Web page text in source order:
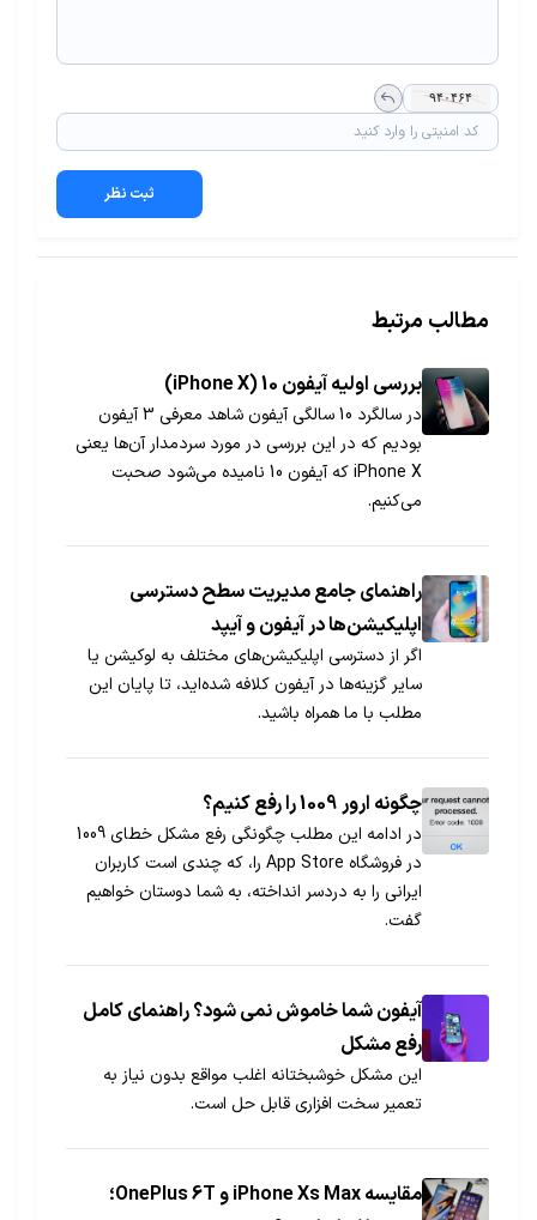
ثبت نظر
مطالب مرتبط
بررسی اولیه آیفون 10 (iPhone X)
در سالگرد 10 سالگی آیفون شاهد معرفی 3 آیفون
بودیم که در این بررسی در مورد سردمدار آن‌ها یعنی
iPhone X که آیفون 10 نامیده می‌شود صحبت
می‌کنیم.
راهنمای جامع مدیریت سطح دسترسی
اپلیکیشن‌ها در آیفون و آیپد
اگر از دسترسی اپلیکیشن‌های مختلف به لوکیشن یا
سایر گزینه‌ها در آیفون کلافه شده‌اید، تا پایان این
مطلب با ما همراه باشید.
چگونه ارور 1009 را رفع کنیم؟
در ادامه این مطلب چگونگی رفع مشکل خطای 1009
در فروشگاه App Store را، که چندی است کاربران
ایرانی را به دردسر انداخته، به شما دوستان خواهیم
گفت.
آیفون شما خاموش نمی شود؟ راهنمای کامل
رفع مشکل
این مشکل خوشبختانه اغلب مواقع بدون نیاز به
تعمیر سخت افزاری قابل حل است.
مقایسه iPhone Xs Max و OnePlus 6T؛